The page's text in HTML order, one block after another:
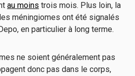
au moins trois mois. Plus loin, la
méningiomes ont été signalés
en particulier à long terme.
ne soient généralement pas
donc pas dans le corps,